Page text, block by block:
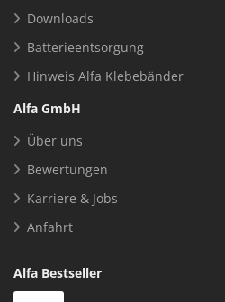
Downloads
Batterieentsorgung
Hinweis Alfa Klebebänder
Alfa GmbH
Über uns
Bewertungen
Karriere & Jobs
Anfahrt
Alfa Bestseller